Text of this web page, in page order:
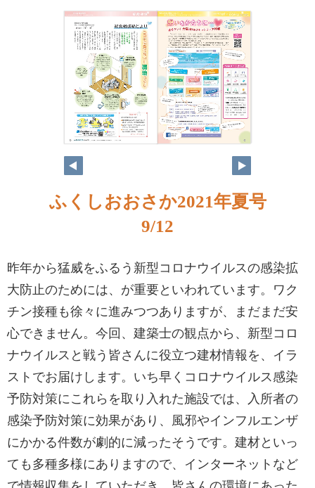
ふくしおおさか2021年夏号
9/12
昨年から猛威をふるう新型コロナウイルスの感染拡
大防止のためには、が重要といわれています。ワク
チン接種も徐々に進みつつありますが、まだまだ安
心できません。今回、建築士の観点から、新型コロ
ナウイルスと戦う皆さんに役立つ建材情報を、イラ
ストでお届けします。いち早くコロナウイルス感染
予防対策にこれらを取り入れた施設では、入所者の
感染予防対策に効果があり、風邪やインフルエンザ
にかかる件数が劇的に減ったそうです。建材といっ
ても多種多様にありますので、インターネットなど